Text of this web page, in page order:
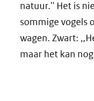
natuur.'' Het is
sommige vogels
wagen. Zwart:
maar het kan